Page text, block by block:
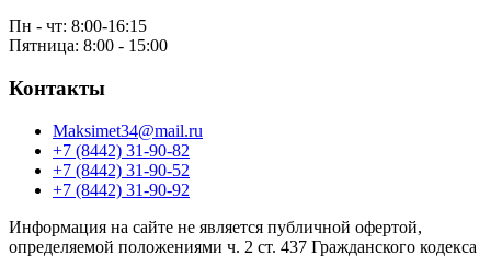
Пн - чт: 8:00-16:15
Пятница: 8:00 - 15:00
Контакты
Maksimet34@mail.ru
+7 (8442) 31-90-82
+7 (8442) 31-90-52
+7 (8442) 31-90-92
Информация на сайте не является публичной офертой,
определяемой положениями ч. 2 ст. 437 Гражданского кодекса